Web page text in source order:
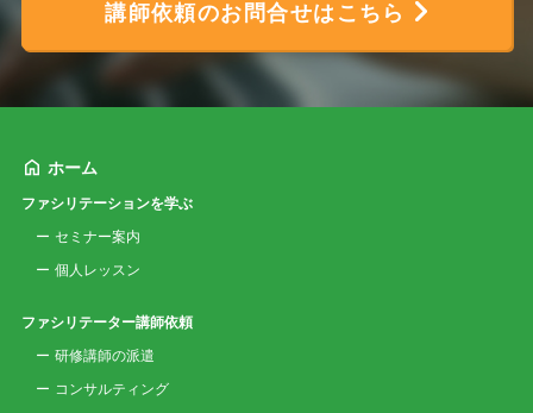
講師依頼のお問合せはこちら
ホーム
ファシリテーションを学ぶ
セミナー案内
個人レッスン
ファシリテーター講師依頼
研修講師の派遣
コンサルティング